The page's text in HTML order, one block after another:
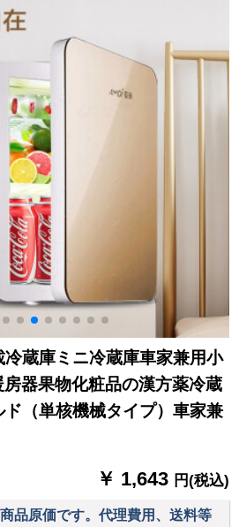
蔵箱白標準-単電
待機約10時間）
蔵庫ミニ冷蔵庫車家兼用小
器果物化粧品の漢方薬冷蔵
（単核機械タイプ）車家兼
￥ 1,643 円(税込)
品原価です。代理費用、送料等